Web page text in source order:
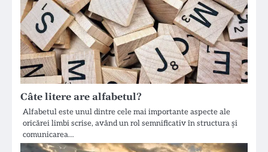
Câte litere are alfabetul?
Alfabetul este unul dintre cele mai importante aspecte ale
oricărei limbi scrise, având un rol semnificativ în structura și
comunicarea…